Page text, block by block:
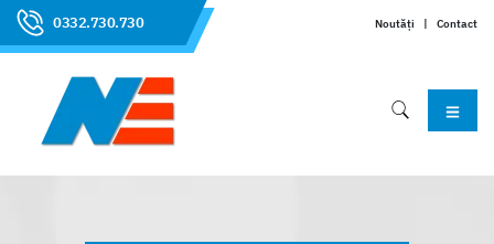
0332.730.730 Noutăți | Contact